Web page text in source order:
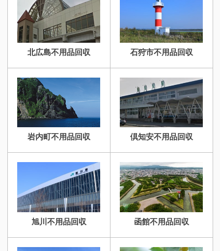
北広島不用品回収 石狩市不用品回収
岩内町不用品回収 倶知安不用品回収
旭川不用品回収 函館不用品回収